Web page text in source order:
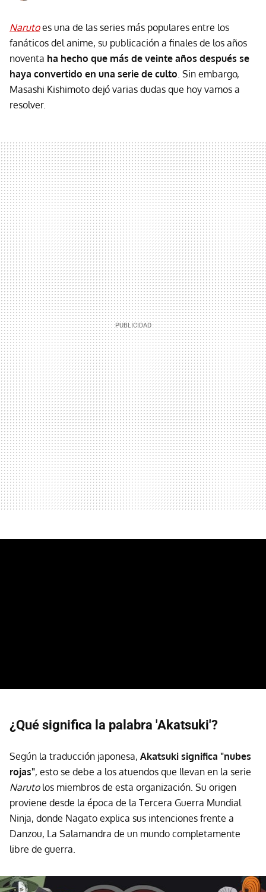
Narutoes una de las series más populares entre los
fanáticos del anime, su publicación a finales de los años
noventa ha hecho que más de veinte años después se
haya convertido en una serie de culto. Sin embargo,
Masashi Kishimoto dejó varias dudas que hoy vamos a
resolver.
¿Qué significa la palabra 'Akatsuki'?
Según la traducción japonesa, Akatsuki significa "nubes
rojas", esto se debe a los atuendos que llevan en la serie
Narutolos miembros de esta organización. Su origen
proviene desde la época de la Tercera Guerra Mundial
Ninja, donde Nagato explica sus intenciones frente a
Danzou, La Salamandra de un mundo completamente
libre de guerra.